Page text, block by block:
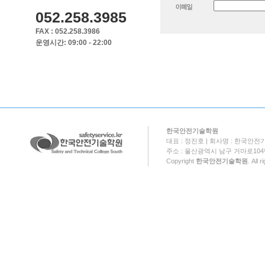
052.258.3985
FAX : 052.258.3986
운영시간: 09:00 - 22:00
한국안전기술학원
대표 : 정진호 | 회사명 : 한국안전
주소 : 울산광역시 남구 거마로
Copyright 한국안전기술학원 . All